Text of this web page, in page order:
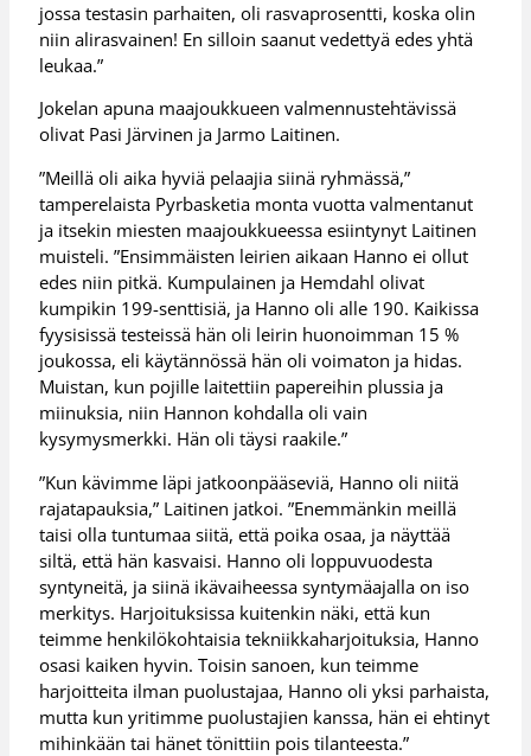
jossa testasin parhaiten, oli rasvaprosentti, koska olin
niin alirasvainen! En silloin saanut vedettyä edes yhtä
leukaa.”
Jokelan apuna maajoukkueen valmennustehtävissä
olivat Pasi Järvinen ja Jarmo Laitinen.
”Meillä oli aika hyviä pelaajia siinä ryhmässä,”
tamperelaista Pyrbasketia monta vuotta valmentanut
ja itsekin miesten maajoukkueessa esiintynyt Laitinen
muisteli. ”Ensimmäisten leirien aikaan Hanno ei ollut
edes niin pitkä. Kumpulainen ja Hemdahl olivat
kumpikin 199-senttisiä, ja Hanno oli alle 190. Kaikissa
fyysisissä testeissä hän oli leirin huonoimman 15 %
joukossa, eli käytännössä hän oli voimaton ja hidas.
Muistan, kun pojille laitettiin papereihin plussia ja
miinuksia, niin Hannon kohdalla oli vain
kysymysmerkki. Hän oli täysi raakile.”
”Kun kävimme läpi jatkoonpääseviä, Hanno oli niitä
rajatapauksia,” Laitinen jatkoi. ”Enemmänkin meillä
taisi olla tuntumaa siitä, että poika osaa, ja näyttää
siltä, että hän kasvaisi. Hanno oli loppuvuodesta
syntyneitä, ja siinä ikävaiheessa syntymäajalla on iso
merkitys. Harjoituksissa kuitenkin näki, että kun
teimme henkilökohtaisia tekniikkaharjoituksia, Hanno
osasi kaiken hyvin. Toisin sanoen, kun teimme
harjoitteita ilman puolustajaa, Hanno oli yksi parhaista,
mutta kun yritimme puolustajien kanssa, hän ei ehtinyt
mihinkään tai hänet tönittiin pois tilanteesta.”